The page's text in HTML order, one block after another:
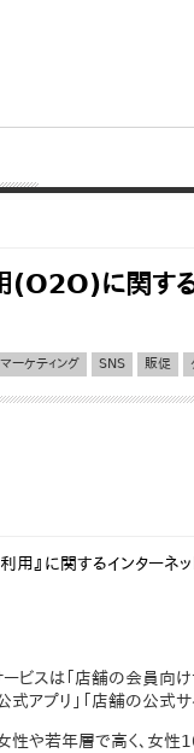
(O2O)に関す
ーケティング SNS 販促
利用』に関するインタ
スは「店舗の会員向け
式アプリ」「店舗の公式サ
や若年層で高く、女